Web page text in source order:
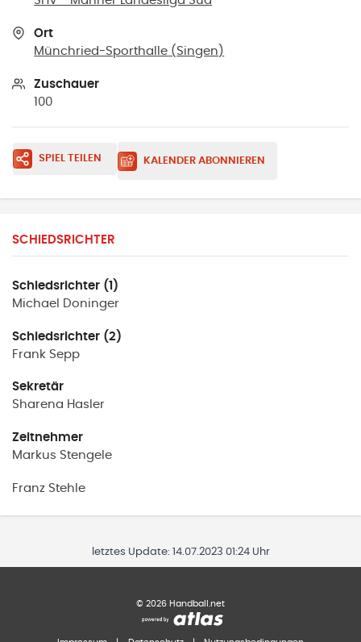
Ort
Münchried-Sporthalle ( Singen )
Zuschauer
100
SPIEL TEILEN KALENDER ABONNIEREN
SCHIEDSRICHTER
Schiedsrichter (1)
Michael
Doninger
Schiedsrichter (2)
Frank Sepp
Sekretär
Sharena Hasler
Zeitnehmer
Markus Stengele
Franz Stehle
letztes Update: 14.07.2023 01:24 Uhr
© 2026 Handball.net